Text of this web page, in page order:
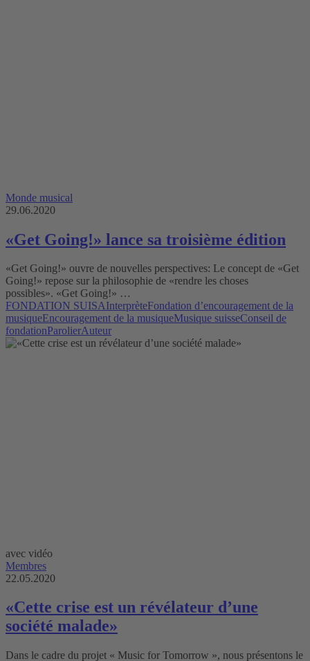
Monde musical
29.06.2020
«Get Going!» lance sa troisième édition
«Get Going!» ouvre de nouvelles perspectives: Le concept de «Get
Going!» repose sur la philosophie de «rendre les choses
possibles». «Get Going!» …
FONDATION SUISAInterprèteFondation d’encouragement de la
musiqueEncouragement de la musiqueMusique suisseConseil de
fondationParolierAuteur
avec vidéo
Membres
22.05.2020
«Cette crise est un révélateur d’une
société malade»
Dans le cadre du projet « Music for Tomorrow », nous présentons le